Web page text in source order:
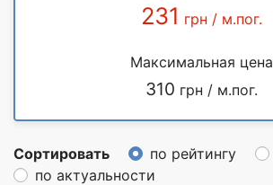
231 грн / м.пог.
Максимальная цена
310 грн / м.пог.
Сортировать по рейтингу
по актуальности